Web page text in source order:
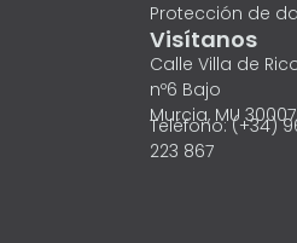
Protección de
Visítanos
Calle Villa de
nº6 Bajo
Murcia, MU 30007
Teléfono: (+34)
223 867